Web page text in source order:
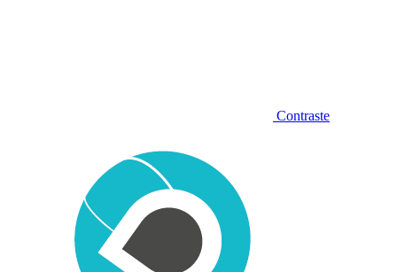
Contraste